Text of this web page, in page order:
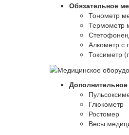
Обязательное
Тонометр
Термометр
Алкометр с
Токсиметр
Глюкометр
Ростомер
Весы